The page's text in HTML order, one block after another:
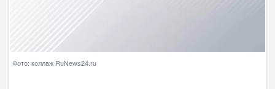
Фото: коллаж RuNews24.ru